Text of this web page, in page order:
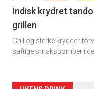
11
Indisk krydret
grillen
Grill og sterke krydder
saftige smaksbomber i